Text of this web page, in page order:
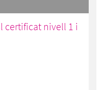
certificat nivell 1 i